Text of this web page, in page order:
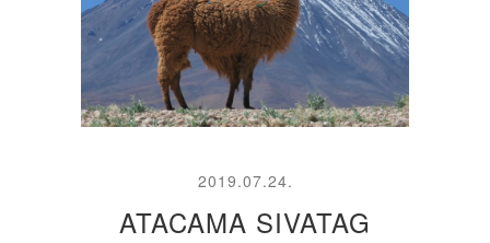
2019.07.24.
ATACAMA SIVATAG